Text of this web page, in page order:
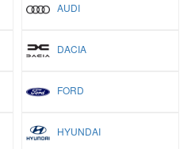
AUDI
DACIA
FORD
HYUNDAI